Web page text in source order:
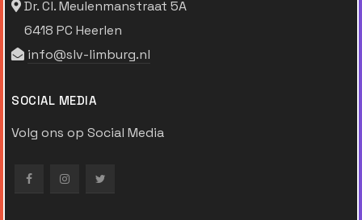
Dr. Cl. Meulenmanstraat 5A
6418 PC Heerlen
info@slv-limburg.nl
SOCIAL MEDIA
Volg ons op Social Media